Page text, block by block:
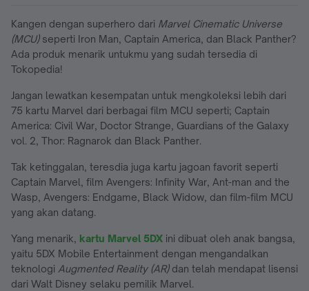
Kangen dengan superhero dari Marvel Cinematic Universe
(MCU)seperti Iron Man, Captain America, dan Black Panther?
Ada produk menarik untukmu yang sudah tersedia di
Tokopedia!
Jangan lewatkan kesempatan untuk mengkoleksi lebih dari
75 kartu Marvel dari berbagai film MCU seperti; Captain
America: Civil War, Doctor Strange, Guardians of the Galaxy
vol. 2, Thor: Ragnarok dan Black Panther.
Tak ketinggalan, teresdia juga kartu jagoan favorit seperti
Captain Marvel, film Avengers: Infinity War, Ant-man and the
Wasp, Avengers: Endgame, Black Widow, dan film-film MCU
yang akan datang.
Yang menarik, kartu Marvel 5DX ini dibuat oleh anak bangsa,
yaitu 5DX Mobile Entertainment dengan mengandalkan
teknologi Augmented Reality (AR)dan telah mendapat lisensi
dari Walt Disney selaku pemilik Marvel.